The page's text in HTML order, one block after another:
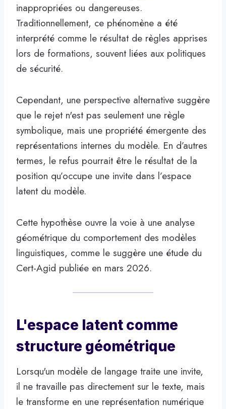
inappropriées ou dangereuses.
Traditionnellement, ce phénomène a été
interprété comme le résultat de règles apprises
lors de formations, souvent liées aux politiques
de sécurité.
Cependant, une perspective alternative suggère
que le rejet n'est pas seulement une règle
symbolique, mais une propriété émergente des
représentations internes du modèle. En d’autres
termes, le refus pourrait être le résultat de la
position qu’occupe une invite dans l’espace
latent du modèle.
Cette hypothèse ouvre la voie à une analyse
géométrique du comportement des modèles
linguistiques, comme le suggère une étude du
Cert-Agid publiée en mars 2026.
L'espace latent comme
structure géométrique
Lorsqu'un modèle de langage traite une invite,
il ne travaille pas directement sur le texte, mais
le transforme en une représentation numérique